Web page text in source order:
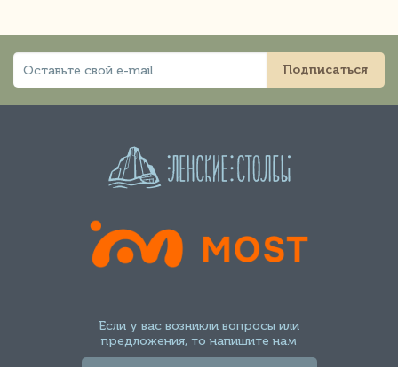
Подписаться
Если у вас возникли вопросы или
предложения, то напишите нам